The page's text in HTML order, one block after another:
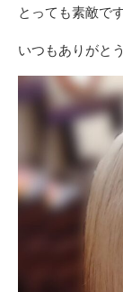
とっても素敵で
いつもありがと